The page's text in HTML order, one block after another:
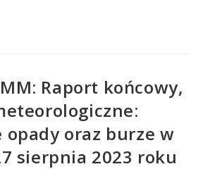
Raport końcowy,
oraz burze w
sierpnia 2023 roku